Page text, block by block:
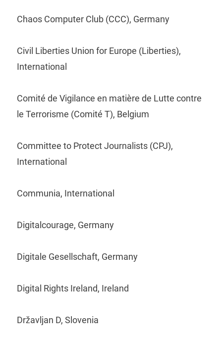
Chaos Computer Club (CCC), Germany
Civil Liberties Union for Europe (Liberties),
International
Comité de Vigilance en matière de Lutte contre
le Terrorisme (Comité T), Belgium
Committee to Protect Journalists (CPJ),
International
Communia, International
Digitalcourage, Germany
Digitale Gesellschaft, Germany
Digital Rights Ireland, Ireland
Državljan D, Slovenia